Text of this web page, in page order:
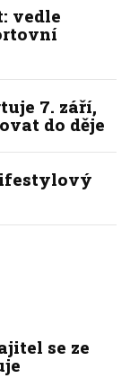
vedle
7. září,
do děje
se ze